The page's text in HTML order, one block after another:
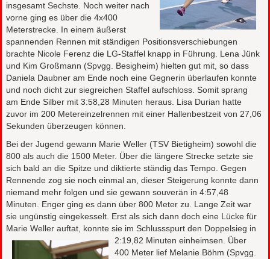
insgesamt Sechste. Noch weiter nach
vorne ging es über die 4x400
Meterstrecke. In einem äußerst
spannenden Rennen mit ständigen Positionsverschiebungen
brachte Nicole Ferenz die LG-Staffel knapp in Führung. Lena Jünk
und Kim Großmann (Spvgg. Besigheim) hielten gut mit, so dass
Daniela Daubner am Ende noch eine Gegnerin überlaufen konnte
und noch dicht zur siegreichen Staffel aufschloss. Somit sprang
am Ende Silber mit 3:58,28 Minuten heraus. Lisa Durian hatte
zuvor im 200 Metereinzelrennen mit einer Hallenbestzeit von 27,06
Sekunden überzeugen können.
Bei der Jugend gewann Marie Weller (TSV Bietigheim) sowohl die
800 als auch die 1500 Meter. Über die längere Strecke setzte sie
sich bald an die Spitze und diktierte ständig das Tempo. Gegen
Rennende zog sie noch einmal an, dieser Steigerung konnte dann
niemand mehr folgen und sie gewann souverän in 4:57,48
Minuten. Enger ging es dann über 800 Meter zu. Lange Zeit war
sie ungünstig eingekesselt. Erst als sich dann doch eine Lücke für
Marie Weller auftat, konnte sie im Schlussspurt den Doppelsieg in
2:19,82 Minuteneinheimsen. Über
400 Meter lief Melanie Böhm (Spvgg.